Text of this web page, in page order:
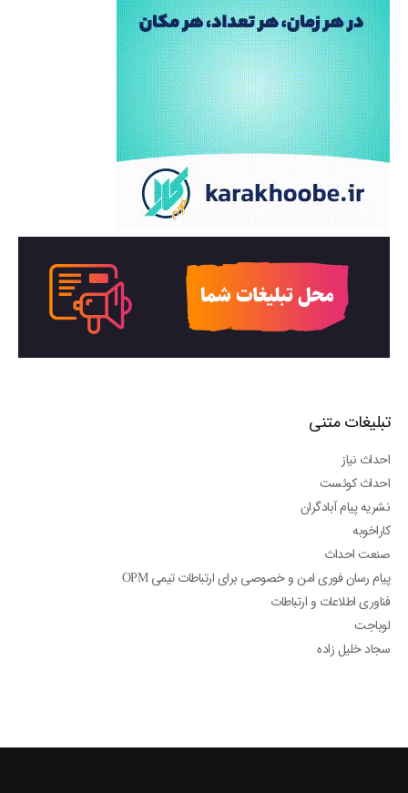
تبلیغات متنی
احداث نیاز
احداث کوئست
نشریه پیام آبادگران
کاراخوبه
صنعت احداث
پیام رسان فوری امن و خصوصی برای ارتباطات تیمی OPM
فناوری اطلاعات و ارتباطات
لوباجت
سجاد خلیل زاده